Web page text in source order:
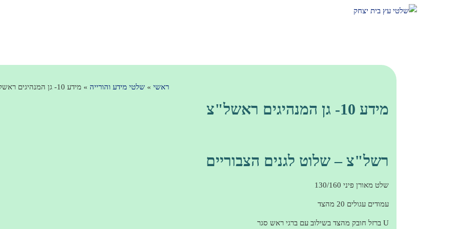
ראשי » שלטי מידע והורייה » מידע 10- גן המנהיגים ראשל"צ
מידע 10- גן המנהיגים ראשל"צ
רשל"צ – שלוט לגנים הצבוריים
שלט מאורן פיני 130/160
עמודים עגולים 20 מהצד
U ברזל חובק מהצד בשילוב עם ברגי ראש סגר